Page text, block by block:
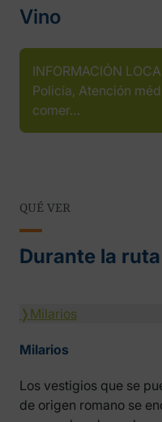
Vino
INFORMACIÓN
Policía, Atención
comer…
QUÉ VER
Durante la ruta
❭ Milarios
Milarios
Los vestigios que se
de origen romano se